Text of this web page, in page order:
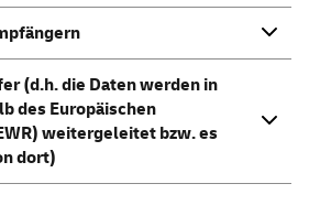
(d.h. die Daten werden in
des Europäischen
weitergeleitet bzw. es
dort)